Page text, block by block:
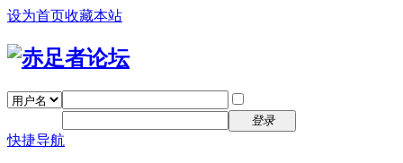
设为首页收藏本站
登录
快捷导航